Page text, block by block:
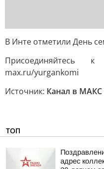
В Инте отметили День
max.ru/yurgankomi
Источник: Канал в
ТОП
адрес